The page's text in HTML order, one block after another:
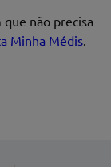
não precisa
Minha Médis.